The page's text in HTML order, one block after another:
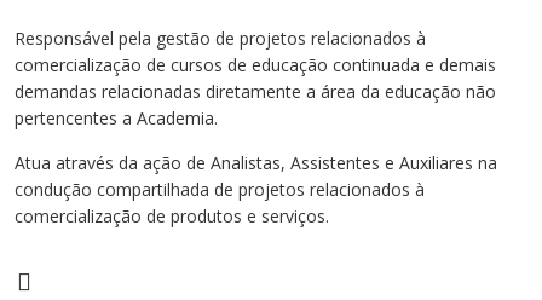
Médicas
Conosco
Gustavo Adolfo
Responsável pela gestão de projetos relacionados à
comercialização de cursos de educação continuada e demais
demandas relacionadas diretamente a área da educação não
pertencentes a Academia.
Atua através da ação de Analistas, Assistentes e Auxiliares na
condução compartilhada de projetos relacionados à
comercialização de produtos e serviços.